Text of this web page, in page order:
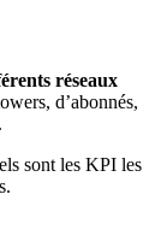
réseaux
d’abonnés,
sont les KPI les